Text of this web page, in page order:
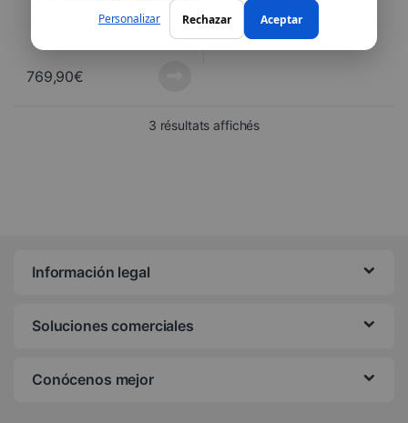
Personalizar Rechazar Aceptar
769,90€
3 résultats affichésTrié du plus récent au
Información legal
Soluciones comerciales
Conócenos mejor